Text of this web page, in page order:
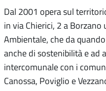
Dal 2001 opera sul
in via Chierici, 2 a
Ambientale, che da
anche di sostenibilità e ad
intercomunale con i
Canossa, Poviglio e